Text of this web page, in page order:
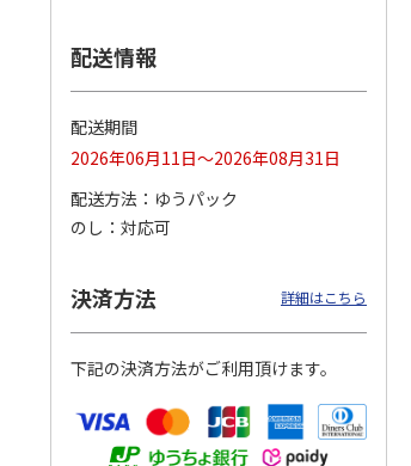
【グリーティング切
円…
4.8（11）
5,500円
4.6（7）
11,000円
配送情報
配送期間
2026年06月11日～2026年08月31日
配送方法
ゆうパック
のし
対応可
決済方法 詳細はこちら
下記の決済方法がご利用頂けます。